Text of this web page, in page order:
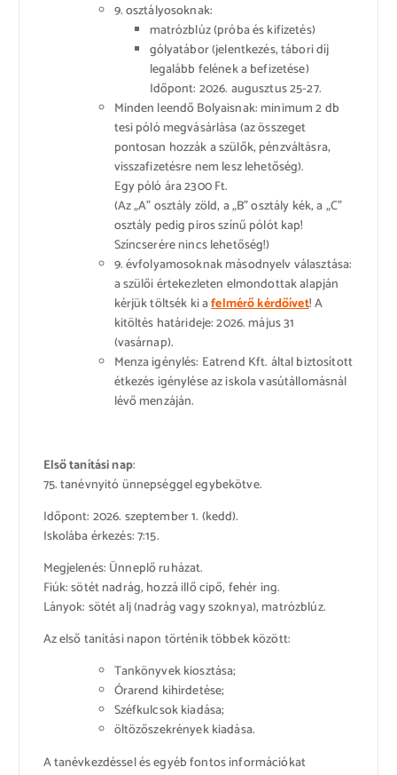
9. osztályosoknak:
matrózblúz (próba és kifizetés)
gólyatábor (jelentkezés, tábori díj
legalább felének a befizetése)
Időpont: 2026. augusztus 25-27.
Minden leendő Bolyaisnak: minimum 2 db
tesi póló megvásárlása (az összeget
pontosan hozzák a szülők, pénzváltásra,
visszafizetésre nem lesz lehetőség).
Egy póló ára 2300 Ft.
(Az „A” osztály zöld, a „B” osztály kék, a „C”
osztály pedig piros színű pólót kap!
Színcserére nincs lehetőség!)
9. évfolyamosoknak másodnyelv választása:
a szülői értekezleten elmondottak alapján
kérjük töltsék ki afelmérő kérdőívet! A
kitöltés határideje: 2026. május 31
(vasárnap).
Menza igénylés: Eatrend Kft. által biztosított
étkezés igénylése az iskola vasútállomásnál
lévő menzáján.
Első tanítási nap:
75. tanévnyitó ünnepséggel egybekötve.
Időpont: 2026. szeptember 1. (kedd).
Iskolába érkezés: 7:15.
Megjelenés: Ünneplő ruházat.
Fiúk: sötét nadrág, hozzá illő cipő, fehér ing.
Lányok: sötét alj (nadrág vagy szoknya), matrózblúz.
Az első tanítási napon történik többek között:
Tankönyvek kiosztása;
Órarend kihirdetése;
Széfkulcsok kiadása;
öltözőszekrények kiadása.
A tanévkezdéssel és egyéb fontos információkat